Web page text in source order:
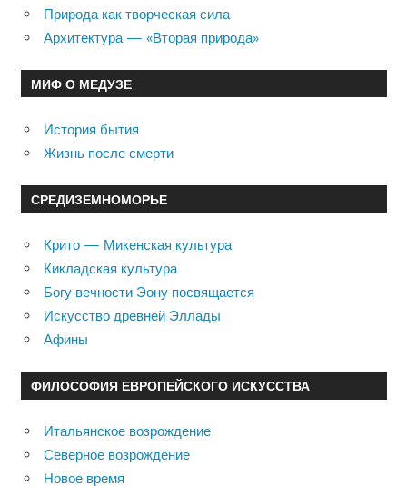
Природа как творческая сила
Архитектура — «Вторая природа»
МИФ О МЕДУЗЕ
История бытия
Жизнь после смерти
СРЕДИЗЕМНОМОРЬЕ
Крито — Микенская культура
Кикладская культура
Богу вечности Эону посвящается
Искусство древней Эллады
Афины
ФИЛОСОФИЯ ЕВРОПЕЙСКОГО ИСКУССТВА
Итальянское возрождение
Северное возрождение
Новое время